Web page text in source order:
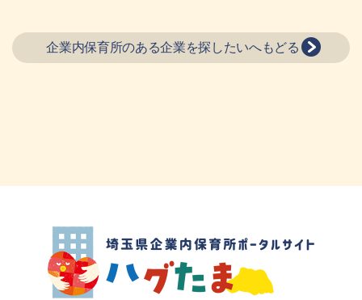
企業内保育所のある企業を探したいへもどる
埼玉県企業内保育所ポータルサイト ハグ
たま